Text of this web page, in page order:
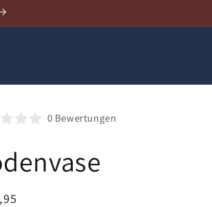
0 Bewertungen